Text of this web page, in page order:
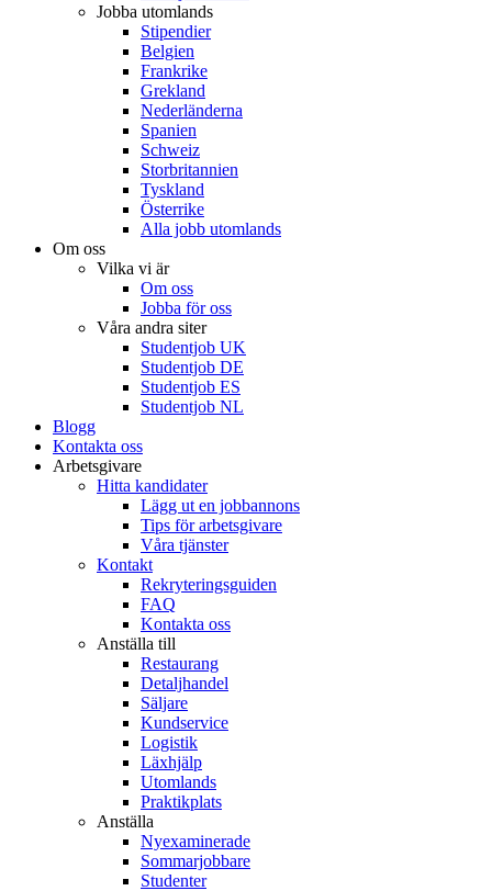
Jobba utomlands
Stipendier
Belgien
Frankrike
Grekland
Nederländerna
Spanien
Schweiz
Storbritannien
Tyskland
Österrike
Alla jobb utomlands
Om oss
Vilka vi är
Om oss
Jobba för oss
Våra andra siter
Studentjob UK
Studentjob DE
Studentjob ES
Studentjob NL
Blogg
Kontakta oss
Arbetsgivare
Hitta kandidater
Lägg ut en jobbannons
Tips för arbetsgivare
Våra tjänster
Kontakt
Rekryteringsguiden
FAQ
Kontakta oss
Anställa till
Restaurang
Detaljhandel
Säljare
Kundservice
Logistik
Läxhjälp
Utomlands
Praktikplats
Anställa
Nyexaminerade
Sommarjobbare
Studenter